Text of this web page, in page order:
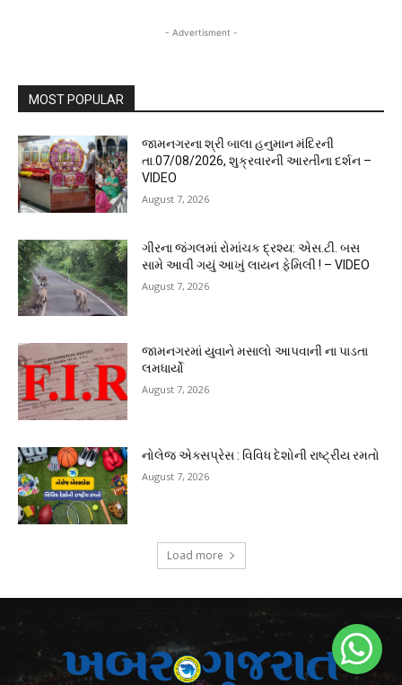
- Advertisment -
MOST POPULAR
જામનગરના શ્રી બાલા હનુમાન મંદિરની
તા.07/08/2026, શુક્રવારની આરતીના દર્શન –
VIDEO
August 7, 2026
ગીરના જંગલમાં રોમાંચક દ્રશ્ય: એસ.ટી. બસ
સામે આવી ગયું આખું લાયન ફેમિલી ! – VIDEO
August 7, 2026
જામનગરમાં યુવાને મસાલો આપવાની ના પાડતા
લમધાર્યો
August 7, 2026
નોલેજ એક્સપ્રેસ : વિવિધ દેશોની રાષ્ટ્રીય રમતો
August 7, 2026
Load more